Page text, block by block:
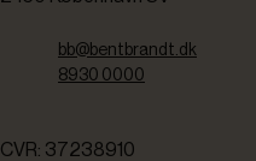
bb@bentbrandt.dk
8930 0000
CVR: 37238910